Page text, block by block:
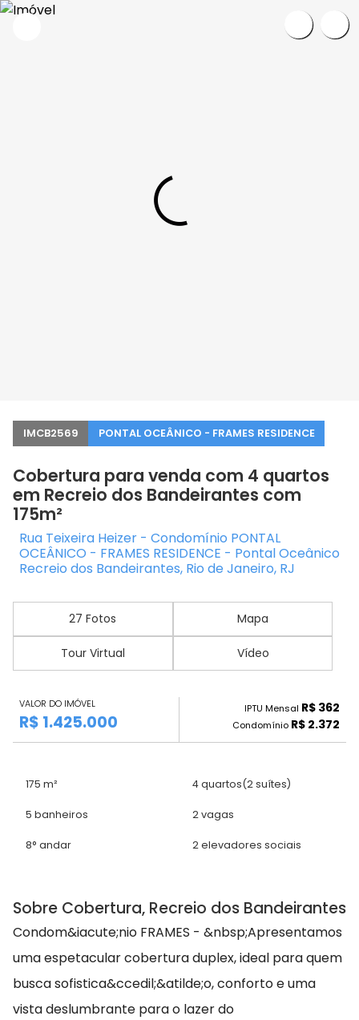
IMCB2569 PONTAL OCEÂNICO - FRAMES RESIDENCE
Cobertura para venda com 4 quartos
em Recreio dos Bandeirantes com
175m²
Rua Teixeira Heizer - Condomínio PONTAL
OCEÂNICO - FRAMES RESIDENCE - Pontal Oceânico
Recreio dos Bandeirantes, Rio de Janeiro, RJ
27 Fotos Mapa
Tour Virtual Vídeo
VALOR DO IMÓVEL
R$ 1.425.000
IPTU Mensal R$ 362
Condomínio R$ 2.372
175 m² 4 quartos(2 suítes)
5 banheiros 2 vagas
8° andar 2 elevadores sociais
Sobre Cobertura, Recreio dos Bandeirantes
Condom&iacute;nio FRAMES - &nbsp;Apresentamos
uma espetacular cobertura duplex, ideal para quem
busca sofistica&ccedil;&atilde;o, conforto e uma
vista deslumbrante para o lazer do